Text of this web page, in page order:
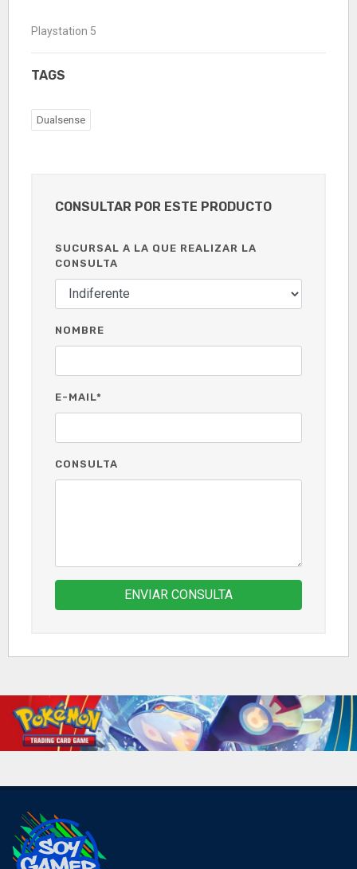
Playstation 5
TAGS
Dualsense
CONSULTAR POR ESTE PRODUCTO
SUCURSAL A LA QUE REALIZAR LA
CONSULTA
NOMBRE
E-MAIL*
CONSULTA
ENVIAR CONSULTA